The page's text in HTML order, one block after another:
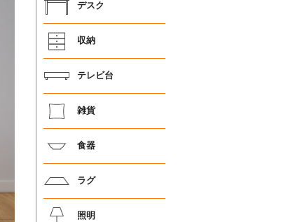
デスク
収納
テレビ台
雑貨
食器
ラグ
照明